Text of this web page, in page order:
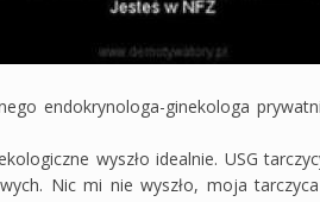
endokrynologa-ginekologa
wyszło idealnie. USG
Nic mi nie wyszło, moja